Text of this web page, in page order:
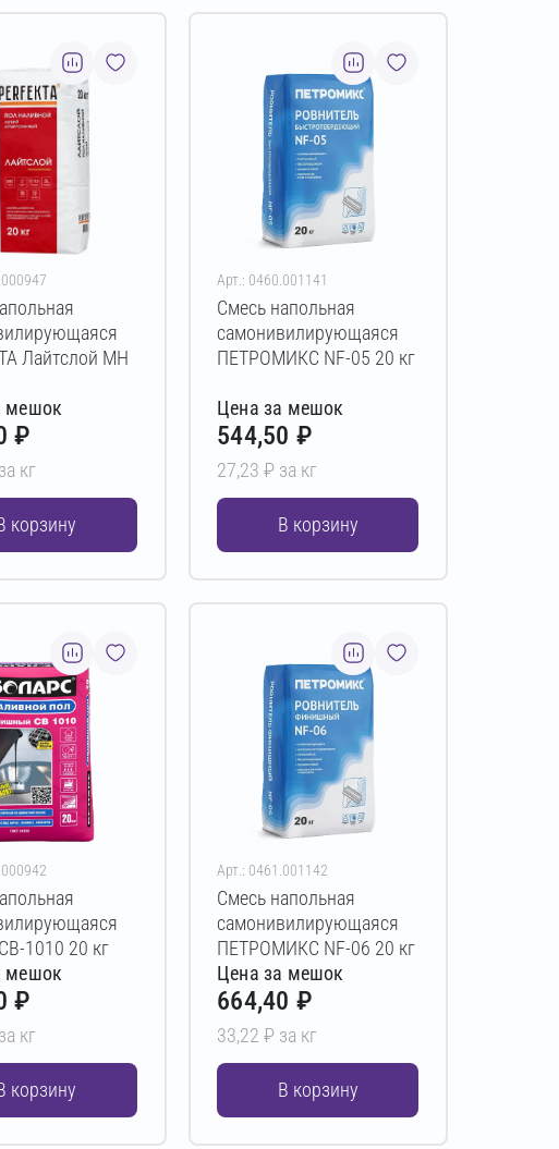
Лайтслой МН
мешок
₽
кг
корзину
Арт.: 0460.001141
Смесь напольная
самонивилирующаяся
ПЕТРОМИКС NF-05 20 кг
Цена за мешок
544,50 ₽
27,23 ₽ за кг
В корзину
1010 20 кг
мешок
₽
кг
корзину
Арт.: 0461.001142
Смесь напольная
самонивилирующаяся
ПЕТРОМИКС NF-06 20 кг
Цена за мешок
664,40 ₽
33,22 ₽ за кг
В корзину